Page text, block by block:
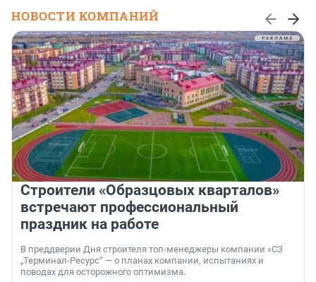
НОВОСТИ КОМПАНИЙ
Строители «Образцовых кварталов»
встречают профессиональный
праздник на работе
В преддверии Дня строителя топ-менеджеры компании «СЗ
„Терминал-Ресурс“ — о планах компании, испытаниях и
поводах для осторожного оптимизма.